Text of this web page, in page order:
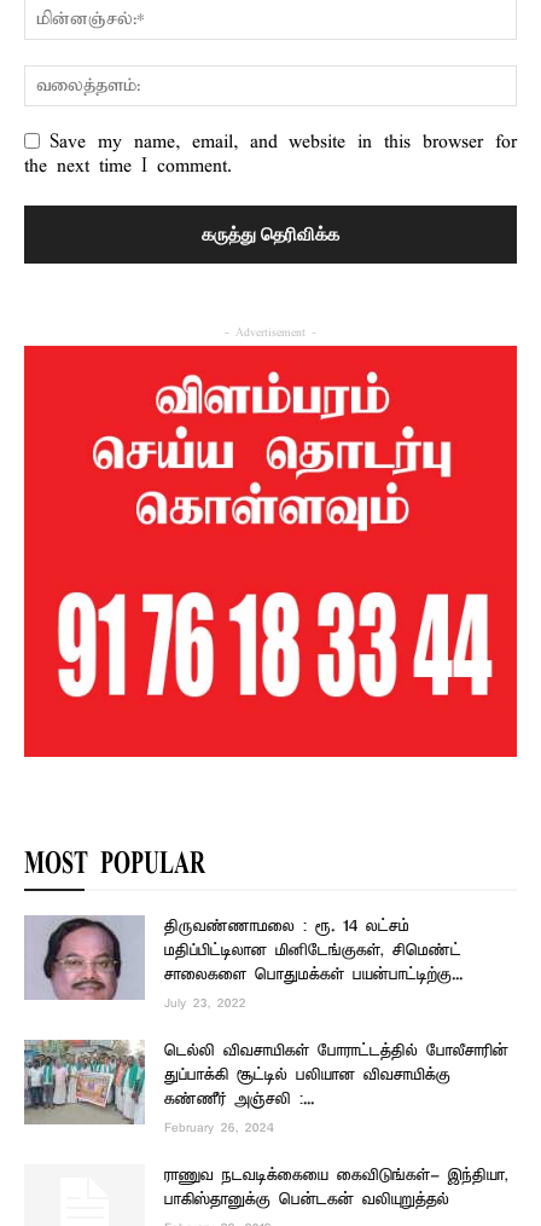
Save my name, email, and website in this browser for
the next time I comment.
- Advertisement -
MOST POPULAR
திருவண்ணாமலை : ரூ. 14 லட்சம்
மதிப்பிட்டிலான மினிடேங்குகள், சிமெண்ட்
சாலைகளை பொதுமக்கள் பயன்பாட்டிற்கு...
July 23, 2022
டெல்லி விவசாயிகள் போராட்டத்தில் போலீசாரின்
துப்பாக்கி சூட்டில் பலியான விவசாயிக்கு
கண்ணீர் அஞ்சலி :...
February 26, 2024
ராணுவ நடவடிக்கையை கைவிடுங்கள்- இந்தியா,
பாகிஸ்தானுக்கு பென்டகன் வலியுறுத்தல்